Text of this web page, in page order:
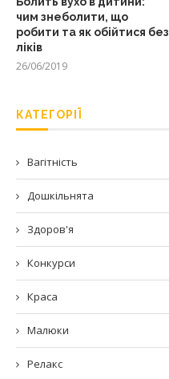
чим знеболити, що
робити та як обійтися без
ліків
26/06/2019
КАТЕГОРІЇ
Вагітність
Дошкільнята
Здоров'я
Конкурси
Краса
Малюки
Релакс